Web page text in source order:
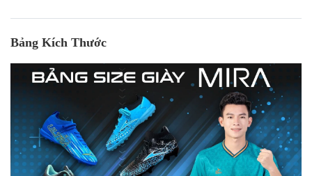
Bảng Kích Thước